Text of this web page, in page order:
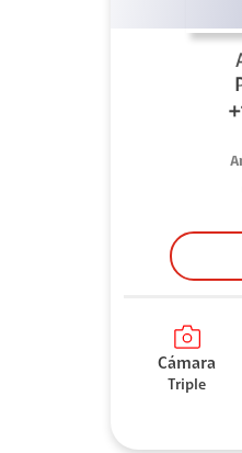
Cámara
Triple